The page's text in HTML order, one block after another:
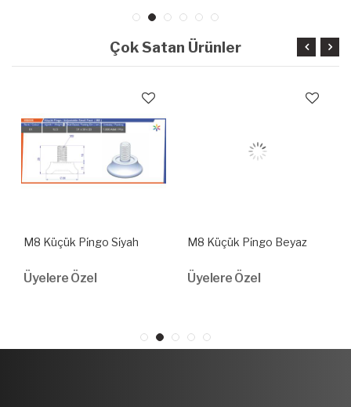
Çok Satan Ürünler
M8 Küçük Pi̇ngo Si̇yah
Üyelere Özel
M8 Küçük Pi̇ngo Beyaz
Üyelere Özel